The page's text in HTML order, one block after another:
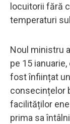
locuitorii fără
temperaturi
Noul ministru
pe 15
fost înființat
consecințelor
facilităților
prima sa